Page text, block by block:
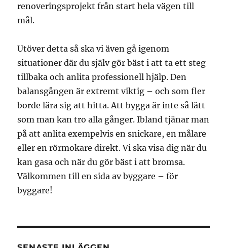
renoveringsprojekt från start hela vägen till
mål.
Utöver detta så ska vi även gå igenom
situationer där du själv gör bäst i att ta ett steg
tillbaka och anlita professionell hjälp. Den
balansgången är extremt viktig – och som fler
borde lära sig att hitta. Att bygga är inte så lätt
som man kan tro alla gånger. Ibland tjänar man
på att anlita exempelvis en snickare, en målare
eller en rörmokare direkt. Vi ska visa dig när du
kan gasa och när du gör bäst i att bromsa.
Välkommen till en sida av byggare – för
byggare!